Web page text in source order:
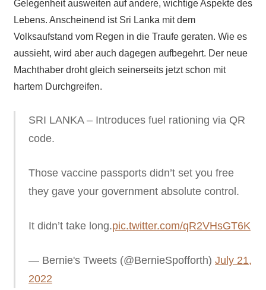
Gelegenheit ausweiten auf andere, wichtige Aspekte des
Lebens. Anscheinend ist Sri Lanka mit dem
Volksaufstand vom Regen in die Traufe geraten. Wie es
aussieht, wird aber auch dagegen aufbegehrt. Der neue
Machthaber droht gleich seinerseits jetzt schon mit
hartem Durchgreifen.
SRI LANKA – Introduces fuel rationing via QR
code.
Those vaccine passports didn’t set you free
they gave your government absolute control.
It didn’t take long.pic.twitter.com/qR2VHsGT6K
— Bernie's Tweets (@BernieSpofforth) July 21,
2022